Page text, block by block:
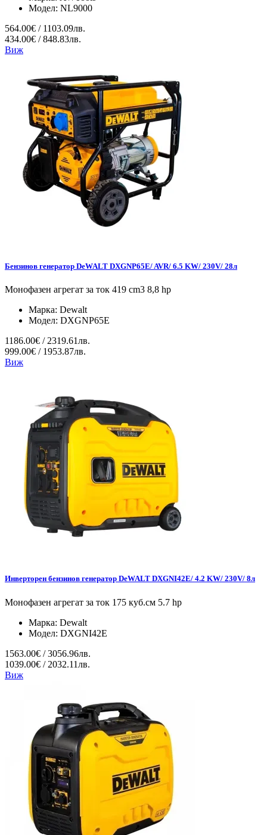
Модел: NL9000
564.00€ / 1103.09лв.
434.00€ / 848.83лв.
Виж
Бензинов генератор DeWALT DXGNP65E/ AVR/ 6.5 KW/ 230V/ 28л
Монофазен агрегат за ток 419 cm3 8,8 hp
Марка: Dewalt
Модел: DXGNP65E
1186.00€ / 2319.61лв.
999.00€ / 1953.87лв.
Виж
Инверторен бензинов генератор DeWALT DXGNI42E/ 4.2 KW/ 230V/ 8л
Монофазен агрегат за ток 175 куб.см 5.7 hp
Марка: Dewalt
Модел: DXGNI42E
1563.00€ / 3056.96лв.
1039.00€ / 2032.11лв.
Виж